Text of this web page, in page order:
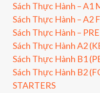
Sách Thực Hành – A1
Sách Thực Hành – A2
Sách Thực Hành –
Sách Thực Hành A2
Sách Thực Hành B1
Sách Thực Hành B2
STARTERS